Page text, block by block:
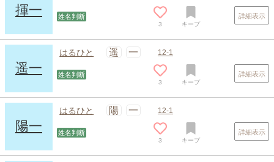
揮一 姓名判断
3 キープ
詳細表示
遥一
はるひと 遥 一 12-1
姓名判断
3 キープ
詳細表示
陽一
はるひと 陽 一 12-1
姓名判断
3 キープ
詳細表示